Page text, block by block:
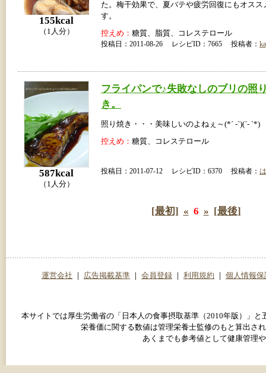
155kcal
（1人分）
た。梅干効果で、夏バテや疲労回復にもオスス
す。
控えめ： 糖質、脂質、コレステロール
投稿日：2011-08-26 レシピID：7665 投稿者：
587kcal
（1人分）
フライパンで♪失敗なしのブリの照
き。
照り焼き・・・美味しいのよねぇ～(*´ -`)(´- `*)
控えめ： 糖質、コレステロール
投稿日：2011-07-12 レシピID：6370 投稿者：
[最初] « 6 » [最後]
運営会社 広告掲載基準 会員登録 利用規約 個人情報保
本サイトでは厚生労働省の「日本人の食事摂取基準（2010年版）」
栄養価に関する数値は管理栄養士監修のもと算出さ
あくまでも参考値として健康管理